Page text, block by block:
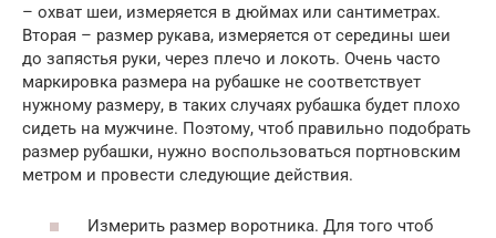
– охват шеи, измеряется в дюймах или сантиметрах.
Вторая – размер рукава, измеряется от середины шеи
до запястья руки, через плечо и локоть. Очень часто
маркировка размера на рубашке не соответствует
нужному размеру, в таких случаях рубашка будет плохо
сидеть на мужчине. Поэтому, чтоб правильно подобрать
размер рубашки, нужно воспользоваться портновским
метром и провести следующие действия.
Измерить размер воротника. Для того чтоб